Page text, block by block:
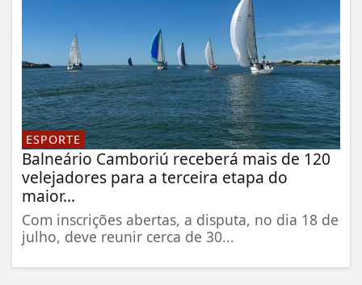
ESPORTE
Balneário Camboriú receberá mais de 120
velejadores para a terceira etapa do
maior...
Com inscrições abertas, a disputa, no dia 18 de
julho, deve reunir cerca de 30...